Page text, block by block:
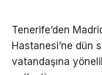
Tenerife’den
Hastanesi’ne dün
vatandaşına